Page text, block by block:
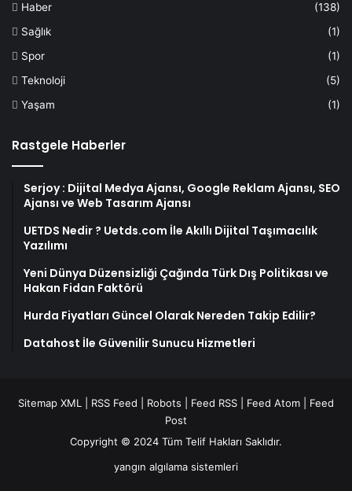
Haber
(138)
Sağlık
(1)
Spor
(1)
Teknoloji
(5)
Yaşam
(1)
Rastgele Haberler
Serjoy : Dijital Medya Ajansı, Google Reklam Ajansı, SEO
Ajansı ve Web Tasarım Ajansı
UETDS Nedir ? Uetds.com İle Akıllı Dijital Taşımacılık
Yazılımı
Yeni Dünya Düzensizliği Çağında Türk Dış Politikası ve
Hakan Fidan Faktörü
Hurda Fiyatları Güncel Olarak Nereden Takip Edilir?
Datahost İle Güvenilir Sunucu Hizmetleri
Sitemap XML RSS Feed Robots Feed RSS Feed Atom
Feed
Post
Copyright © 2024 Tüm Telif Hakları Saklıdır.
yangın algılama sistemleri